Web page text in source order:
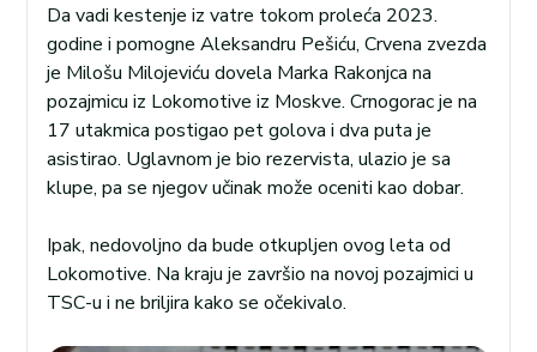
Da vadi kestenje iz vatre tokom proleća 2023.
godine i pomogne Aleksandru Pešiću, Crvena zvezda
je Milošu Milojeviću dovela Marka Rakonjca na
pozajmicu iz Lokomotive iz Moskve. Crnogorac je na
17 utakmica postigao pet golova i dva puta je
asistirao. Uglavnom je bio rezervista, ulazio je sa
klupe, pa se njegov učinak može oceniti kao dobar.
Ipak, nedovoljno da bude otkupljen ovog leta od
Lokomotive. Na kraju je završio na novoj pozajmici u
TSC-u i ne briljira kako se očekivalo.